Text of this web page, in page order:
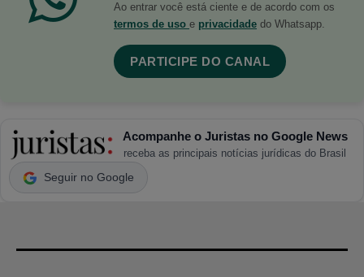
Ao entrar você está ciente e de acordo com os
termos de uso e privacidade do Whatsapp.
PARTICIPE DO CANAL
Acompanhe o Juristas no Google News
receba as principais notícias jurídicas do Brasil
Seguir no Google